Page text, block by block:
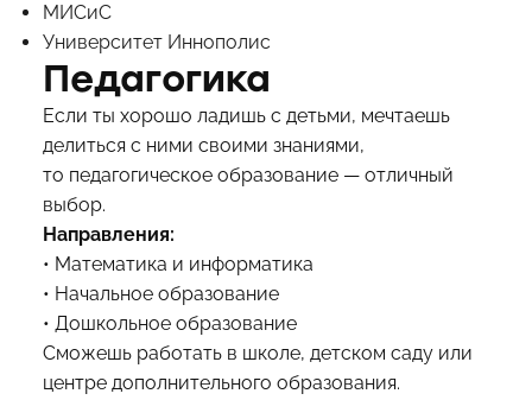
МИСиС
Университет Иннополис
Педагогика
Если ты хорошо ладишь с детьми, мечтаешь
делиться с ними своими знаниями,
то педагогическое образование — отличный
выбор.
Направления:
• Математика и информатика
• Начальное образование
• Дошкольное образование
Сможешь работать в школе, детском саду или
центре дополнительного образования.